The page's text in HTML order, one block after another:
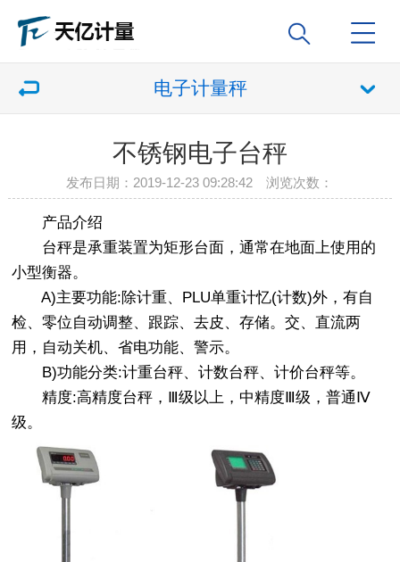
电子计量秤
不锈钢电子台秤
发布日期：2019-12-23 09:28:42 浏览次数：
产品介绍
台秤是承重装置为矩形台面，通常在地面上使用的
小型衡器。
A)主要功能:除计重、PLU单重计忆(计数)外，有自
检、零位自动调整、跟踪、去皮、存储。交、直流两
用，自动关机、省电功能、警示。
B)功能分类:计重台秤、计数台秤、计价台秤等。
精度:高精度台秤，Ⅲ级以上，中精度Ⅲ级，普通Ⅳ
级。